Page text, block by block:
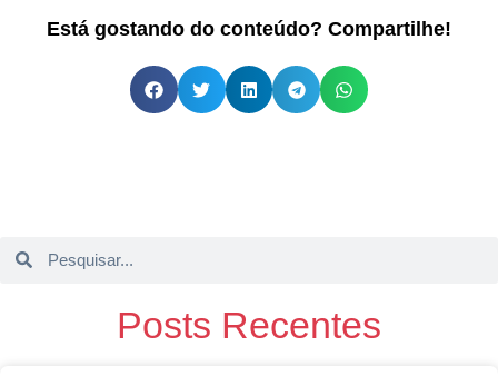
Está gostando do conteúdo? Compartilhe!
Posts Recentes